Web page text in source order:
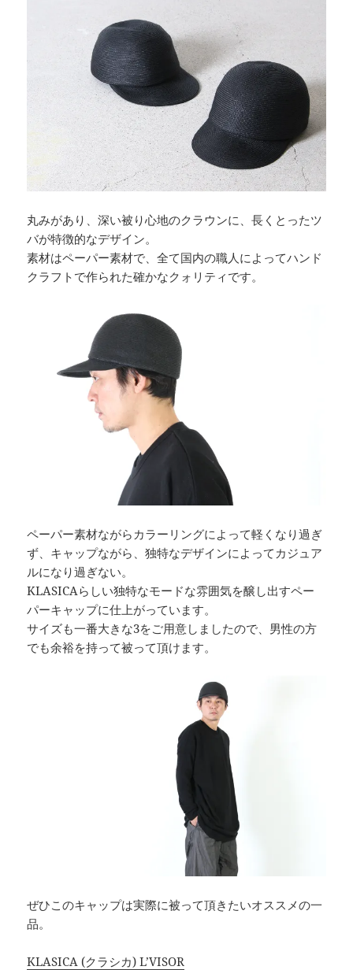
丸みがあり、深い被り心地のクラウンに、長くとったツ
バが特徴的なデザイン。
素材はペーパー素材で、全て国内の職人によってハンド
クラフトで作られた確かなクォリティです。
ペーパー素材ながらカラーリングによって軽くなり過ぎ
ず、キャップながら、独特なデザインによってカジュア
ルになり過ぎない。
KLASICAらしい独特なモードな雰囲気を醸し出すペー
パーキャップに仕上がっています。
サイズも一番大きな3をご用意しましたので、男性の方
でも余裕を持って被って頂けます。
ぜひこのキャップは実際に被って頂きたいオススメの一
品。
KLASICA (クラシカ) L’VISOR